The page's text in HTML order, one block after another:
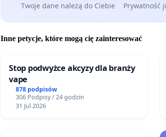
Twoje dane należą do Ciebie Prywatność
Inne petycje, które mogą cię zainteresować
Stop podwyżce akcyzy dla branży
vape
878 podpisów
306 Podpisy / 24 godzin
31 Jul 2026